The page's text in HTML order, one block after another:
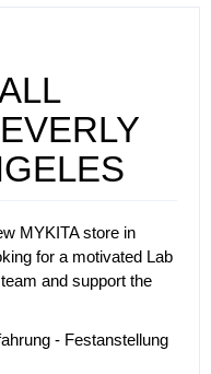
MYKITA store in
for a motivated Lab
and support the
- Festanstellung